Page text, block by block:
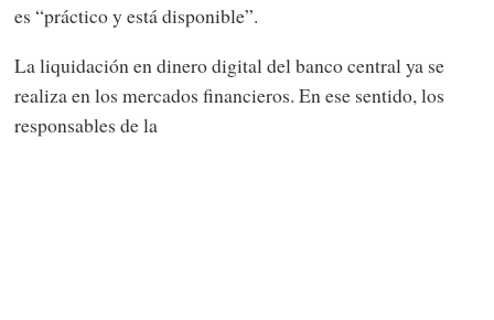
es “práctico y está disponible”.
La liquidación en dinero digital del banco central ya se
realiza en los mercados financieros. En ese sentido, los
responsables de la